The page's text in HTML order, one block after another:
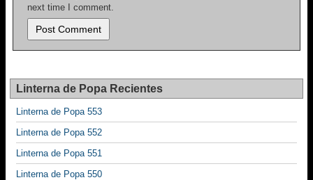
next time I comment.
Linterna de Popa Recientes
Linterna de Popa 553
Linterna de Popa 552
Linterna de Popa 551
Linterna de Popa 550